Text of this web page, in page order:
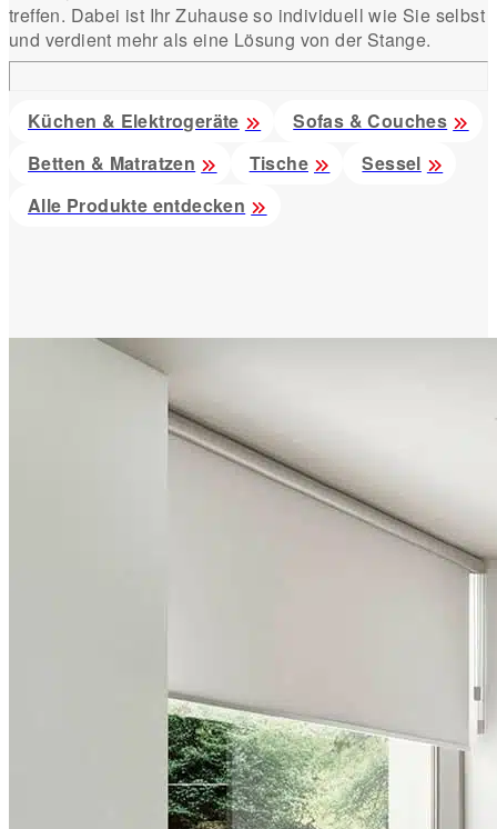
treffen. Dabei ist Ihr Zuhause so individuell wie Sie selbst
und verdient mehr als eine Lösung von der Stange.
Küchen & Elektrogeräte
Sofas & Couches
Betten & Matratzen
Tische
Sessel
Alle Produkte entdecken